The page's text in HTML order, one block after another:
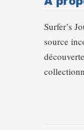
Surfer’s
source